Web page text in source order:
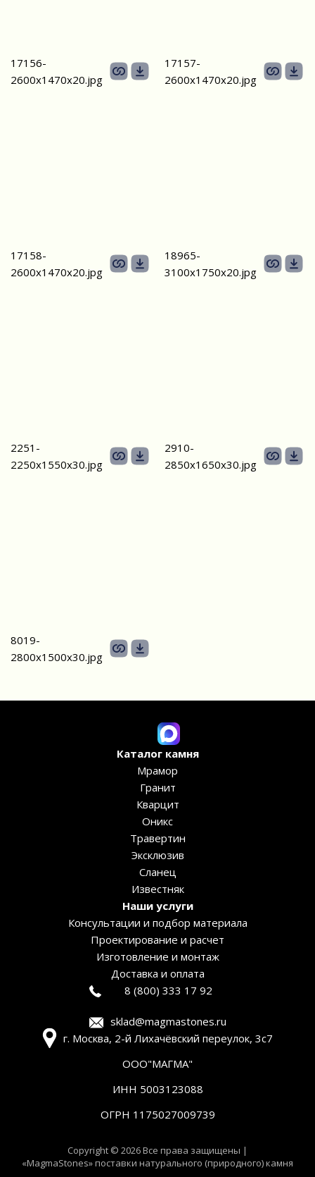
17156-
2600х1470x20.jpg
17157-
2600х1470x20.jpg
17158-
2600х1470x20.jpg
18965-
3100х1750x20.jpg
2251-
2250х1550х30.jpg
2910-
2850х1650x30.jpg
8019-
2800х1500х30.jpg
Каталог камня
Мрамор
Гранит
Кварцит
Оникс
Травертин
Эксклюзив
Сланец
Известняк
Наши услуги
Консультации и подбор материала
Проектирование и расчет
Изготовление и монтаж
Доставка и оплата
8 (800) 333 17 92
sklad@magmastones.ru
ООО"МАГМА"
ИНН 5003123088
г. Москва, 2-й Лихачёвский переулок, 3с7
ОГРН 1175027009739
Copyright © 2026 Все права защищены |
«MagmaStones» поставки натурального (природного) камня